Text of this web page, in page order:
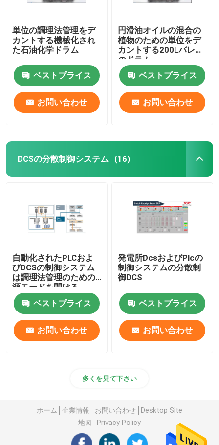
単位の調理法管理をデ
カントする機械化され
た石油化学ドラム
ベストプライス
お問い合わせ
円滑油オイルの混合の
植物のための単位をデ
カントする200Lバレル
のドラム
ベストプライス
お問い合わせ
DCSの分散制御システム (16)
自動化されたPLCおよ
びDCSの制御システム
は調理法管理のための
源モードを開ける
ベストプライス
お問い合わせ
発電所DcsおよびPlcの
制御システムの分散制
御DCS
ベストプライス
お問い合わせ
多くを見て下さい
ホーム 企業情報 お問い合わせ
Desktop Site
地図
Privacy Policy